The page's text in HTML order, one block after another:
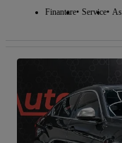
Finantare Service